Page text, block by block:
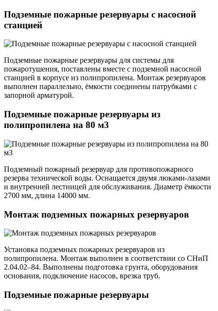
Подземные пожарные резервуары с насосной
станцией
Подземные пожарные резервуары для системы для
пожаротушения, поставлены вместе с подземной насосной
станцией в корпусе из полипропилена. Монтаж резервуаров
выполнен параллельно, ёмкости соединены патрубками с
запорной арматурой.
Подземные пожарные резервуары из
полипропилена на 80 м3
Подземный пожарный резервуар для противопожарного
резерва технической воды. Оснащается двумя люками-лазами
и внутренней лестницей для обслуживания. Диаметр ёмкости
2700 мм, длина 14000 мм.
Монтаж подземных пожарных резервуаров
Установка подземных пожарных резервуаров из
полипропилена. Монтаж выполнен в соответствии со СНиП
2.04.02–84. Выполнены подготовка грунта, оборудования
основания, подключение насосов, врезка труб.
Подземные пожарные резервуары